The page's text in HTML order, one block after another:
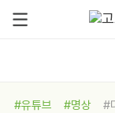
#유튜브 #명상 #